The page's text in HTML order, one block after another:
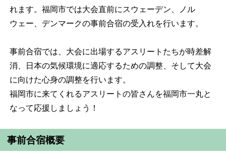
れます。福岡市では大会直前にスウェーデン、ノル
ウェー、デンマークの事前合宿の受入れを行います。
事前合宿では、大会に出場するアスリートたちが時差解
消、日本の気候環境に適応するための調整、そして大会
に向けた心身の調整を行います。
福岡市に来てくれるアスリートの皆さんを福岡市一丸と
なって応援しましょう！
事前合宿概要